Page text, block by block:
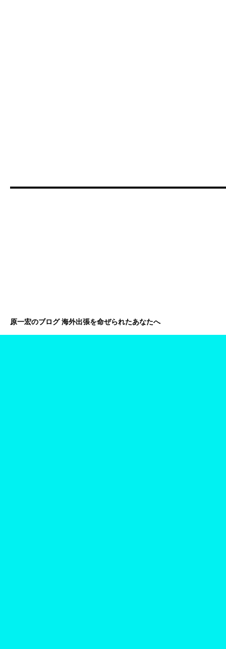
原一宏のブログ 海外出張を命ぜられたあなたへ